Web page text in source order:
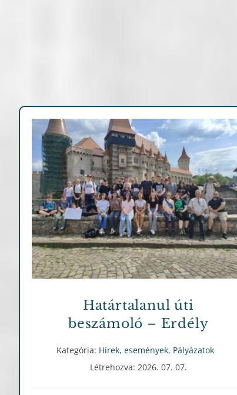
Hírek, események Pályázatok
Határtalanul úti
beszámoló – Erdély
Kategória: Hírek, események, Pályázatok
Létrehozva: 2026. 07. 07.